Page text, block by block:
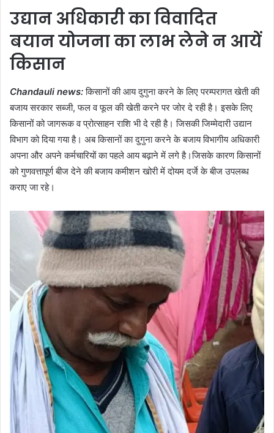
उद्यान अधिकारी का विवादित
बयान योजना का लाभ लेने न आयें
किसान
Chandauli news:किसानों की आय दुगुना करने के लिए परम्परागत खेती की
बजाय सरकार सब्जी, फल व फूल की खेती करने पर जोर दे रही है। इसके लिए
किसानों को जागरूक व प्रोत्साहन राशि भी दे रही है। जिसकी जिम्मेदारी उद्यान
विभाग को दिया गया है। अब किसानों का दुगुना करने के बजाय विभागीय अधिकारी
अपना और अपने कर्मचारियों का पहले आय बढ़ाने में लगे है।जिसके कारण किसानों
को गुणवत्तापूर्ण बीज देने की बजाय कमीशन खोरी में दोयम दर्जे के बीज उपलब्ध
कराए जा रहे।